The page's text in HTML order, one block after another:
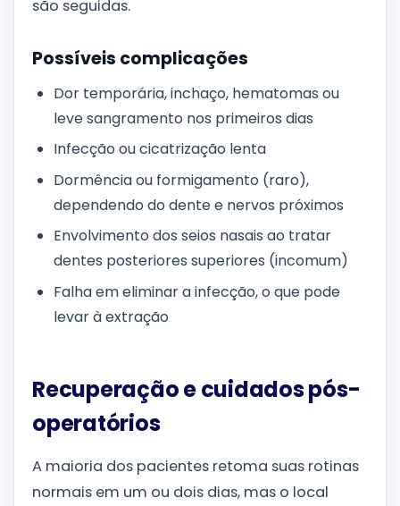
são seguidas.
Possíveis complicações
Dor temporária, inchaço, hematomas ou
leve sangramento nos primeiros dias
Infecção ou cicatrização lenta
Dormência ou formigamento (raro),
dependendo do dente e nervos próximos
Envolvimento dos seios nasais ao tratar
dentes posteriores superiores (incomum)
Falha em eliminar a infecção, o que pode
levar à extração
Recuperação e cuidados pós-
operatórios
A maioria dos pacientes retoma suas rotinas
normais em um ou dois dias, mas o local